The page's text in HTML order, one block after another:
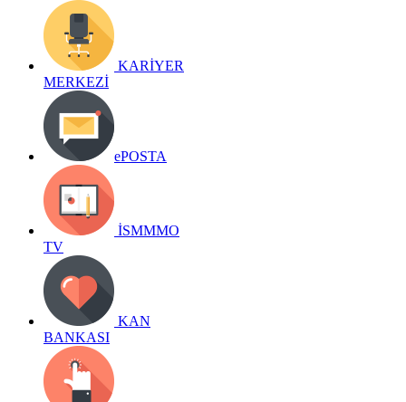
KARİYER
MERKEZİ
ePOSTA
İSMMMO
TV
KAN
BANKASI